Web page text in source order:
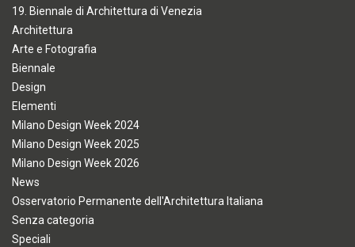
19. Biennale di Architettura di Venezia
Architettura
Arte e Fotografia
Biennale
Design
Elementi
Milano Design Week 2024
Milano Design Week 2025
Milano Design Week 2026
News
Osservatorio Permanente dell'Architettura Italiana
Senza categoria
Speciali